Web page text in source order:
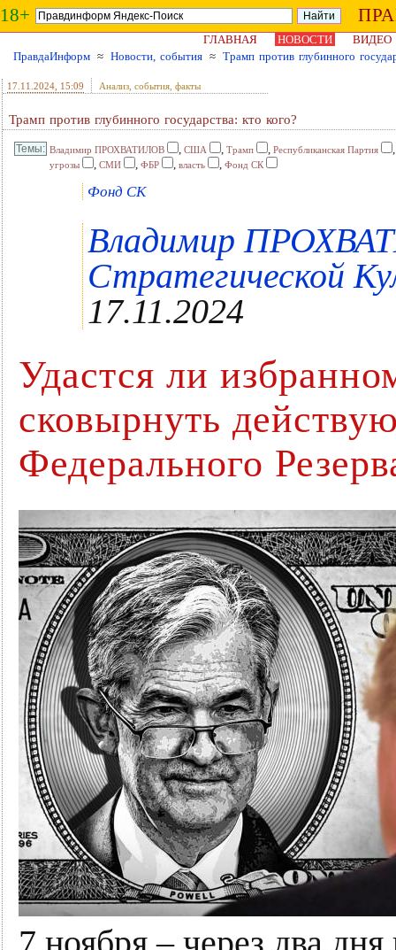
18+
ГЛАВНАЯ НОВОСТИ
ВИДЕО
ПравдаИнформ ≈ Новости, события ≈ Трамп против глубинного
17.11.2024 , 15:09 Анализ, события, факты
Трамп против глубинного государства: кто кого?
Владимир ПРОХВАТИЛОВ , США , Трамп , Республиканская Партия
угрозы , СМИ , ФБР , власть , Фонд СК
Фонд СК
Владимир
Стратегической
17.11.2024
Удастся ли
сковырнуть
Федерального